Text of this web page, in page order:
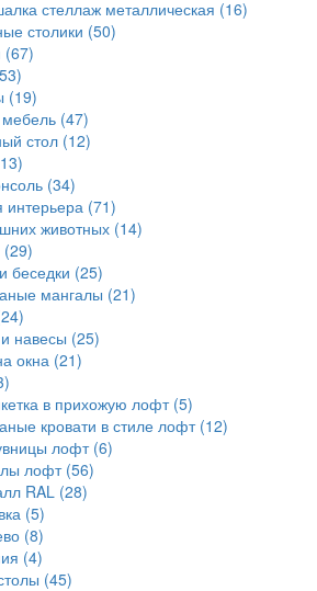
стеллаж металлическая (16)
столики (50)
(67)
(19)
(47)
стол (12)
(34)
интерьера (71)
животных (14)
беседки (25)
мангалы (21)
навесы (25)
окна (21)
в прихожую лофт (5)
кровати в стиле лофт (12)
лофт (6)
лофт (56)
RAL (28)
(5)
(8)
(4)
(45)